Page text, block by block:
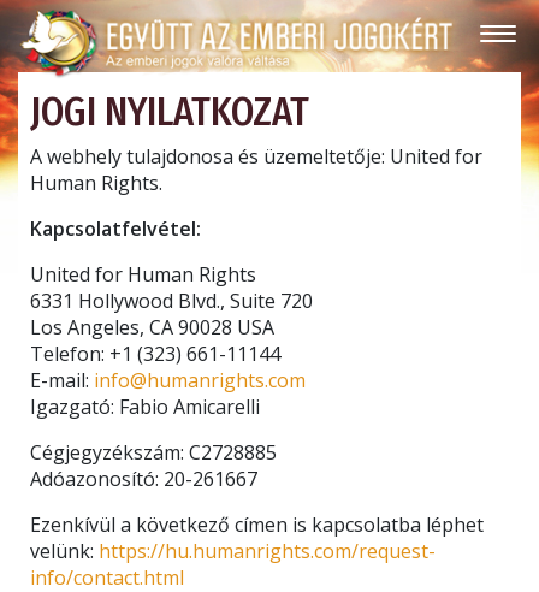
JOGI NYILATKOZAT
A webhely tulajdonosa és üzemeltetője: United for
Human Rights.
Kapcsolatfelvétel:
United for Human Rights
6331 Hollywood Blvd., Suite 720
Los Angeles, CA 90028 USA
Telefon: +1 (323) 661-11144
E-mail: info@humanrights.com
Igazgató: Fabio Amicarelli
Cégjegyzékszám: C2728885
Adóazonosító: 20-261667
Ezenkívül a következő címen is kapcsolatba léphet
velünk: https://hu.humanrights.com/request-
info/contact.html